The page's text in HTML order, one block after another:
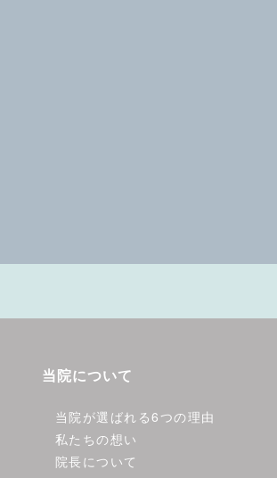
当院について
当院が選ばれる6つの理由
私たちの想い
院長について